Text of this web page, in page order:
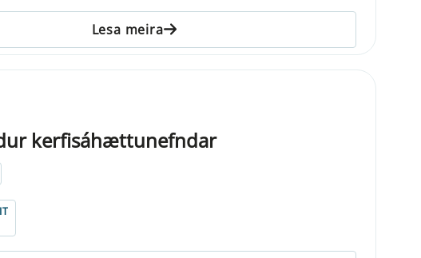
Lesa meira
kerfisáhættunefndar